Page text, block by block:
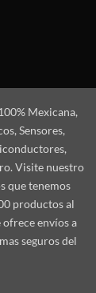
Mexicana,
Sensores,
Visite nuestro
que tenemos
productos al
envíos a
seguros del